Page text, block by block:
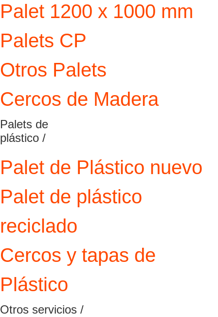
Palet 1200 x 1000 mm
Palets CP
Otros Palets
Cercos de Madera
Palets de
plástico /
Palet de Plástico nuevo
Palet de plástico
reciclado
Cercos y tapas de
Plástico
Otros servicios /